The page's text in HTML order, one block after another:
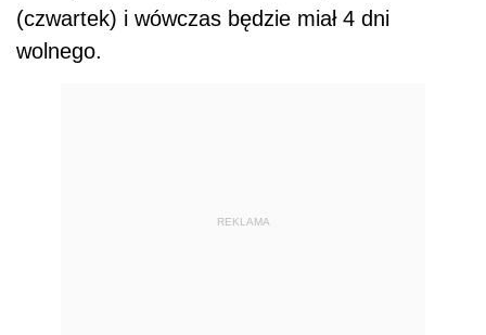
(czwartek) i wówczas będzie miał 4 dni
wolnego.
REKLAMA